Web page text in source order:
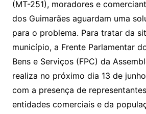
n
k
p
p
m
a
g
e
k.
c
o
m
e o
M
ai
l
d
s
(MT-251), moradores e
dos Guimarães aguardam uma
para o problema. Para tratar da
município, a Frente Parlamentar
Bens e Serviços (FPC) da
realiza no próximo dia 13 de
com a presença de
entidades comerciais e da